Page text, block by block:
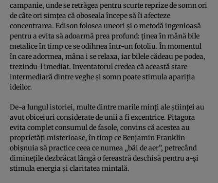
campanie, unde se retrăgea pentru scurte reprize de somn ori
de câte ori simțea că oboseala începe să îi afecteze
concentrarea. Edison folosea uneori și o metodă ingenioasă
pentru a evita să adoarmă prea profund: ținea în mână bile
metalice în timp ce se odihnea într-un fotoliu. În momentul
în care adormea, mâna i se relaxa, iar bilele cădeau pe podea,
trezindu-l imediat. Inventatorul credea că această stare
intermediară dintre veghe și somn poate stimula apariția
ideilor.
De-a lungul istoriei, multe dintre marile minți ale științei au
avut obiceiuri considerate de unii a fi excentrice. Pitagora
evita complet consumul de fasole, convins că acestea au
proprietăți misterioase, în timp ce Benjamin Franklin
obișnuia să practice ceea ce numea „băi de aer”, petrecând
diminețile dezbrăcat lângă o fereastră deschisă pentru a-și
stimula energia și claritatea mintală.